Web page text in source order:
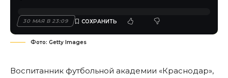
30 МАЯ В 23:09
Фото: Getty Images
Воспитанник футбольной академии «Краснодар»,